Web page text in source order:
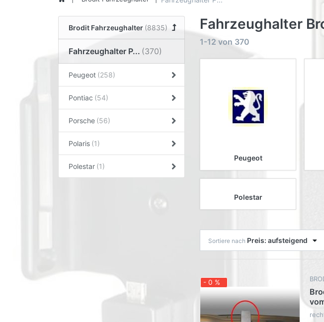
Brodit Fahrzeughalter
Fahrzeughalter P...
Peugeot
Pontiac
Porsche
Polaris
Polestar
Fahrzeughalter
1-12 von 370
Peugeot
Polestar
Sortiere nach Preis: aufsteigend
- 0 %